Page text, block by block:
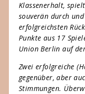
Klassenerhalt,
souverän durch
erfolgreichsten
Punkte aus 17
Union Berlin auf
Zwei erfolgreiche
gegenüber, aber
Stimmungen.